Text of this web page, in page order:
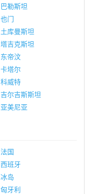
巴勒斯坦
也门
土库曼斯坦
塔吉克斯坦
东帝汶
卡塔尔
科威特
吉尔吉斯斯坦
亚美尼亚
法国
西班牙
冰岛
匈牙利